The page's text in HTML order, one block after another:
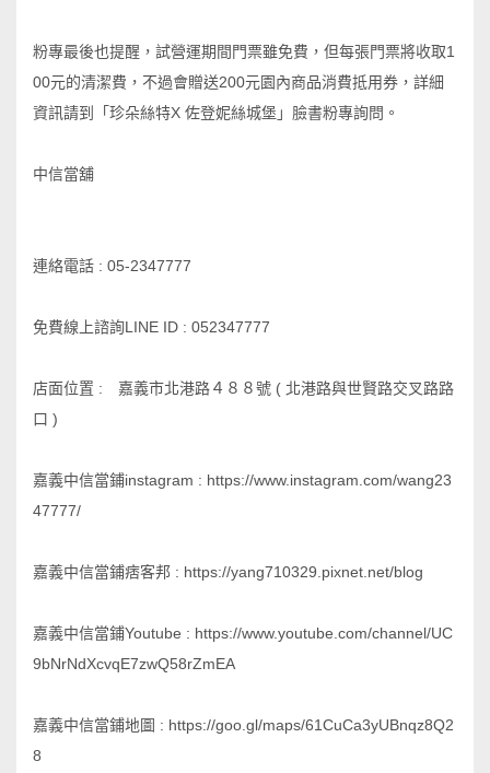
粉專最後也提醒，試營運期間門票雖免費，但每張門票將收取1
00元的清潔費，不過會贈送200元園內商品消費抵用券，詳細
資訊請到「珍朵絲特X 佐登妮絲城堡」臉書粉專詢問。
中信當舖
連絡電話 : 05-2347777
免費線上諮詢LINE ID : 052347777
店面位置 : 嘉義市北港路４８８號 ( 北港路與世賢路交叉路路
口 )
嘉義中信當鋪instagram : https://www.instagram.com/wang23
47777/
嘉義中信當鋪痞客邦 : https://yang710329.pixnet.net/blog
嘉義中信當鋪Youtube : https://www.youtube.com/channel/UC
9bNrNdXcvqE7zwQ58rZmEA
嘉義中信當鋪地圖 : https://goo.gl/maps/61CuCa3yUBnqz8Q2
8